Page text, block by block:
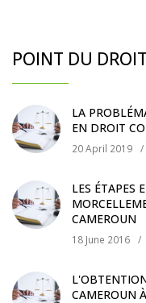
POINT DU DROIT
LA
EN DROIT
20 April 2019 /
LES ÉTAPES
CAMEROUN
18 June 2016 /
CAMEROUN